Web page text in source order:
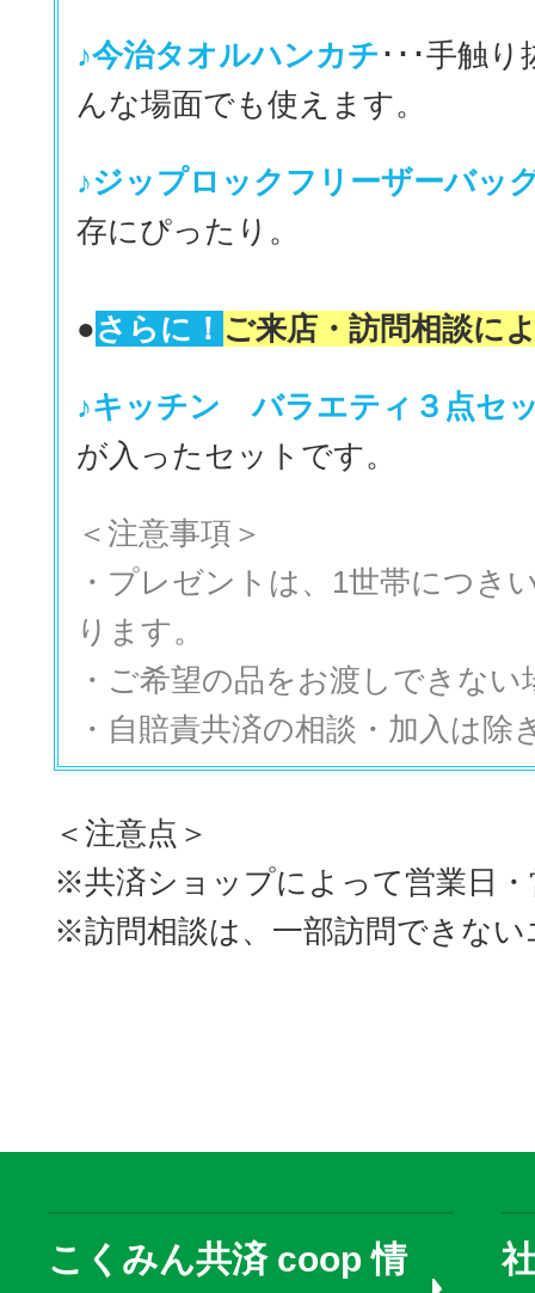
♪今治タオルハンカチ ･･･手触
んな場面でも使えます。
♪ジップロックフリーザーバ
存にぴったり。
●さらに！ ご来店・訪問相談に
♪キッチン バラエティ３点セ
が入ったセットです。
＜注意事項＞
・プレゼントは、1世帯につき
ります。
・ご希望の品をお渡しできな
・自賠責共済の相談・加入は除
＜注意点＞
※共済ショップによって営業日
※訪問相談は、一部訪問できな
こくみん共済 coop 情